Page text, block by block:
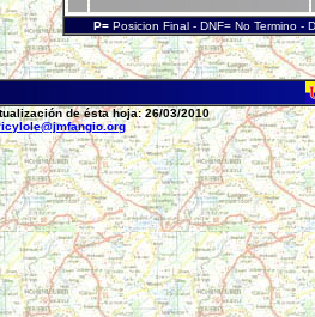
P=Posicion Final - DNF= No Termino -
de ésta hoja: 26/03/2010